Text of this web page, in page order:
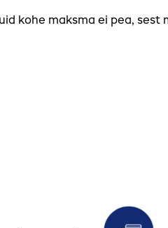
kohe maksma ei pea,